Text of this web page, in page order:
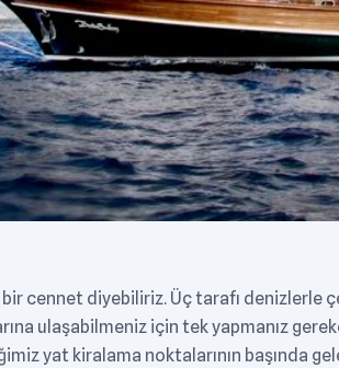
cennet diyebiliriz. Üç tarafı denizlerle
ulaşabilmeniz için tek yapmanız
yat kiralama noktalarının başında